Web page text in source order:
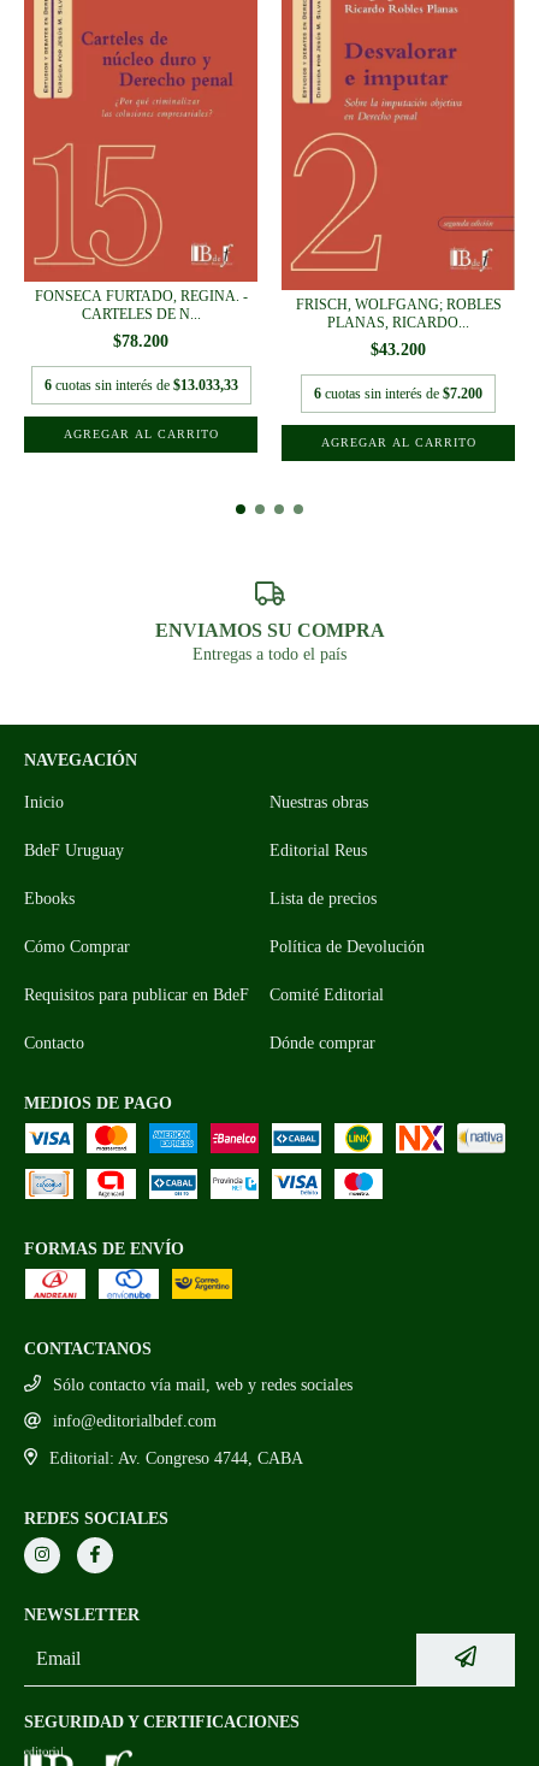
FONSECA FURTADO, REGINA. -
CARTELES DE N...
$78.200
6 cuotas sin interés de $13.033,33
FRISCH, WOLFGANG; ROBLES
PLANAS, RICARDO...
$43.200
6 cuotas sin interés de $7.200
ENVIAMOS SU COMPRA
Entregas a todo el país
NAVEGACIÓN
Inicio Nuestras obras
BdeF Uruguay Editorial Reus
Ebooks Lista de precios
Cómo Comprar Política de Devolución
Requisitos para publicar en BdeF Comité Editorial
Contacto Dónde comprar
MEDIOS DE PAGO
FORMAS DE ENVÍO
CONTACTANOS
Sólo contacto vía mail, web y redes sociales
info@editorialbdef.com
Editorial: Av. Congreso 4744, CABA
REDES SOCIALES
NEWSLETTER
SEGURIDAD Y CERTIFICACIONES